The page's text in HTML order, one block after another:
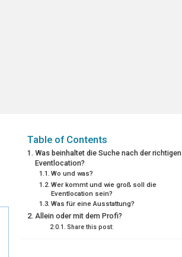
Table of Contents
Was beinhaltet die Suche nach der richtigen
Eventlocation?
Wo und was?
Wer kommt und wie groß soll die
Eventlocation sein?
Was für eine Ausstattung?
Allein oder mit dem Profi?
Share this post: